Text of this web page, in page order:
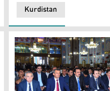
Kurdistan